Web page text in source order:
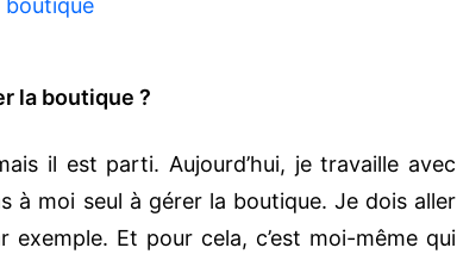
la boutique ?
il est parti. Aujourd’hui, je travaille avec
à moi seul à gérer la boutique. Je dois aller
exemple. Et pour cela, c’est moi-même qui